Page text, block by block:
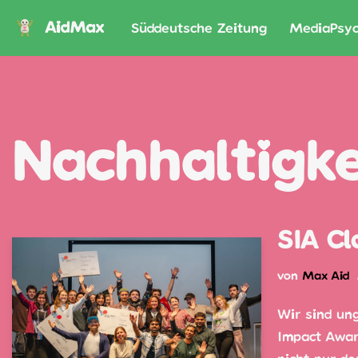
AidMax Süddeutsche Zeitung
SIA
von Max Aid
Wir sind
Impact